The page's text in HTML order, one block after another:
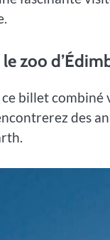
zoo
billet
des